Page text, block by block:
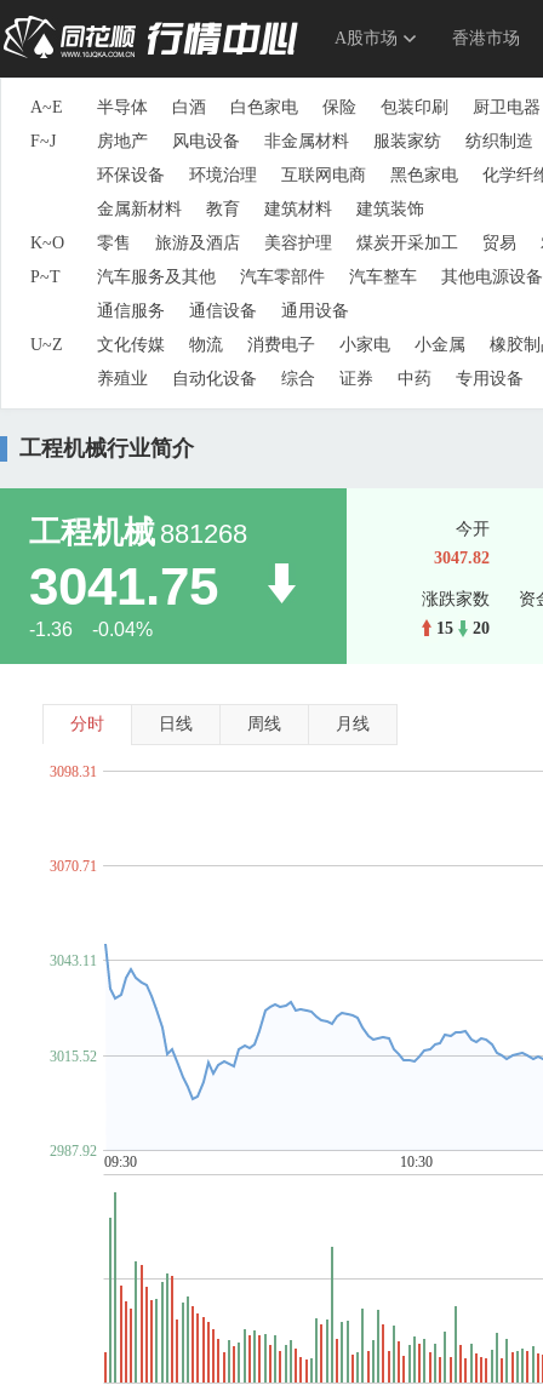
A股市场 香港市场
A~E 半导体 白酒 白色家电 保险 包装印刷
厨卫电器
F~J
房地产 风电设备 非金属材料 服装家纺
纺织制造
环保设备
环境治理 互联网电商 黑色家电
化学纤
金属新材料
教育 建筑材料
建筑装饰
K~O
零售 旅游及酒店 美容护理 煤炭开采加工 贸易
P~T
汽车服务及其他 汽车零部件 汽车整车
其他电源设备
通信服务
通信设备
通用设备
U~Z
文化传媒 物流 消费电子 小家电 小金属
橡胶
养殖业
自动化设备 综合 证券 中药 专用设备
工程机械行业简介
工程机械 881268
3041.75
-1.36 -0.04%
今开
3047.82
涨跌家数
15
20
资
分时 日线 周线 月线
2987.92
3015.52
3043.11
3070.71
3098.31
09:30 10:30